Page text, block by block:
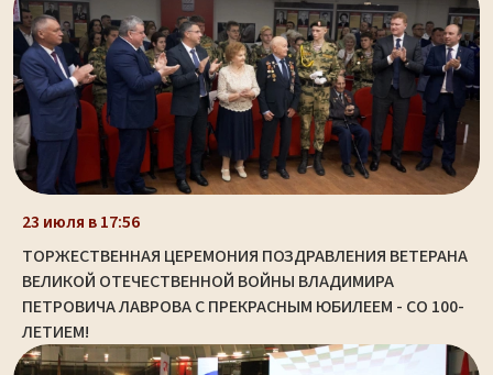
23 июля в 17:56
ТОРЖЕСТВЕННАЯ ЦЕРЕМОНИЯ ПОЗДРАВЛЕНИЯ ВЕТЕРАНА
ВЕЛИКОЙ ОТЕЧЕСТВЕННОЙ ВОЙНЫ ВЛАДИМИРА
ПЕТРОВИЧА ЛАВРОВА С ПРЕКРАСНЫМ ЮБИЛЕЕМ - СО 100-
ЛЕТИЕМ!